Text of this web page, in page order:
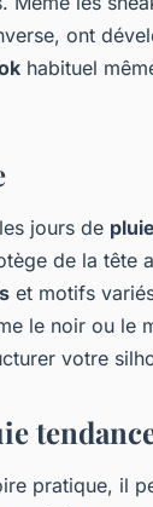
ont
habituel
jours de pluie
de la tête
et motifs
le noir ou le
votre
pratique, il